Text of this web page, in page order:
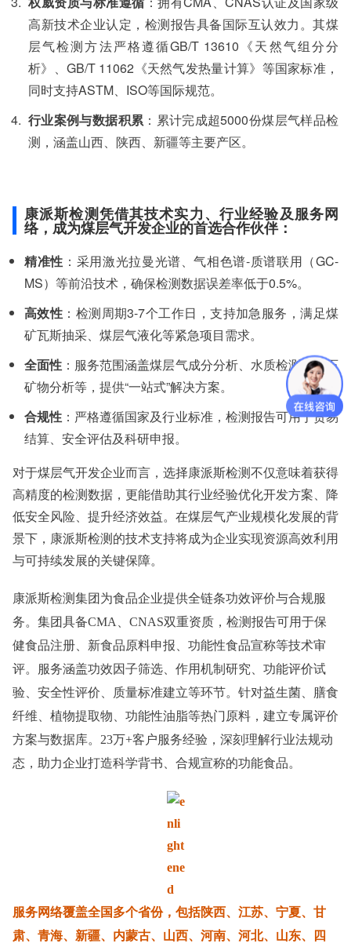
高新技术企业认定，检测报告具备国际互认效力。其煤
层气检测方法严格遵循GB/T 13610《天然气组分分
析》、GB/T 11062《天然气发热量计算》等国家标准，
同时支持ASTM、ISO等国际规范。
行业案例与数据积累 ：累计完成超5000份煤层气样品检
测，涵盖山西、陕西、新疆等主要产区。
康派斯检测凭借其技术实力、行业经验及服务网
络，成为煤层气开发企业的首选合作伙伴：
精准性 ：采用激光拉曼光谱、气相色谱-质谱联用（GC-
MS）等前沿技术，确保检测数据误差率低于0.5%。
高效性 ：检测周期3-7个工作日，支持加急服务，满足煤
矿瓦斯抽采、煤层气液化等紧急项目需求。
全面性 ：服务范围涵盖煤层气成分分析、水质检测、岩石
矿物分析等，提供“一站式”解决方案。
合规性 ：严格遵循国家及行业标准，检测报告可用于贸易
结算、安全评估及科研申报。
对于煤层气开发企业而言，选择康派斯检测不仅意味着获得
高精度的检测数据，更能借助其行业经验优化开发方案、降
低安全风险、提升经济效益。在煤层气产业规模化发展的背
景下，康派斯检测的技术支持将成为企业实现资源高效利用
与可持续发展的关键保障。
康派斯检测集团为食品企业提供全链条功效评价与合规服
务。集团具备CMA、CNAS双重资质，检测报告可用于保
健食品注册、新食品原料申报、功能性食品宣称等技术审
评。服务涵盖功效因子筛选、作用机制研究、功能评价试
验、安全性评价、质量标准建立等环节。针对益生菌、膳食
纤维、植物提取物、功能性油脂等热门原料，建立专属评价
方案与数据库。23万+客户服务经验，深刻理解行业法规动
态，助力企业打造科学背书、合规宣称的功能食品。
服务网络覆盖全国多个省份，包括陕西、江苏、宁夏、甘
肃、青海、新疆、内蒙古、山西、河南、河北、山东、四